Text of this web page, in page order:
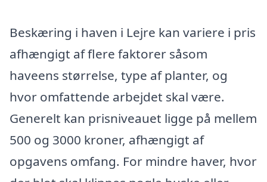
Beskæring i haven i Lejre kan variere i pris
afhængigt af flere faktorer såsom
haveens størrelse, type af planter, og
hvor omfattende arbejdet skal være.
Generelt kan prisniveauet ligge på mellem
500 og 3000 kroner, afhængigt af
opgavens omfang. For mindre haver, hvor